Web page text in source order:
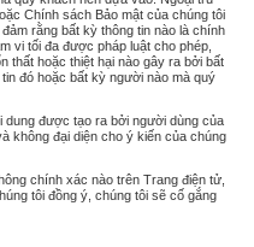
Chính sách Bảo mật của chúng tôi
rằng bất kỳ thông tin nào là chính
vi tối đa được pháp luật cho phép,
thất hoặc thiệt hại nào gây ra bởi bất
đó hoặc bất kỳ người nào mà quý
được tạo ra bởi người dùng của
không đại diện cho ý kiến của chúng
chính xác nào trên Trang điện tử,
tôi đồng ý, chúng tôi sẽ cố gắng